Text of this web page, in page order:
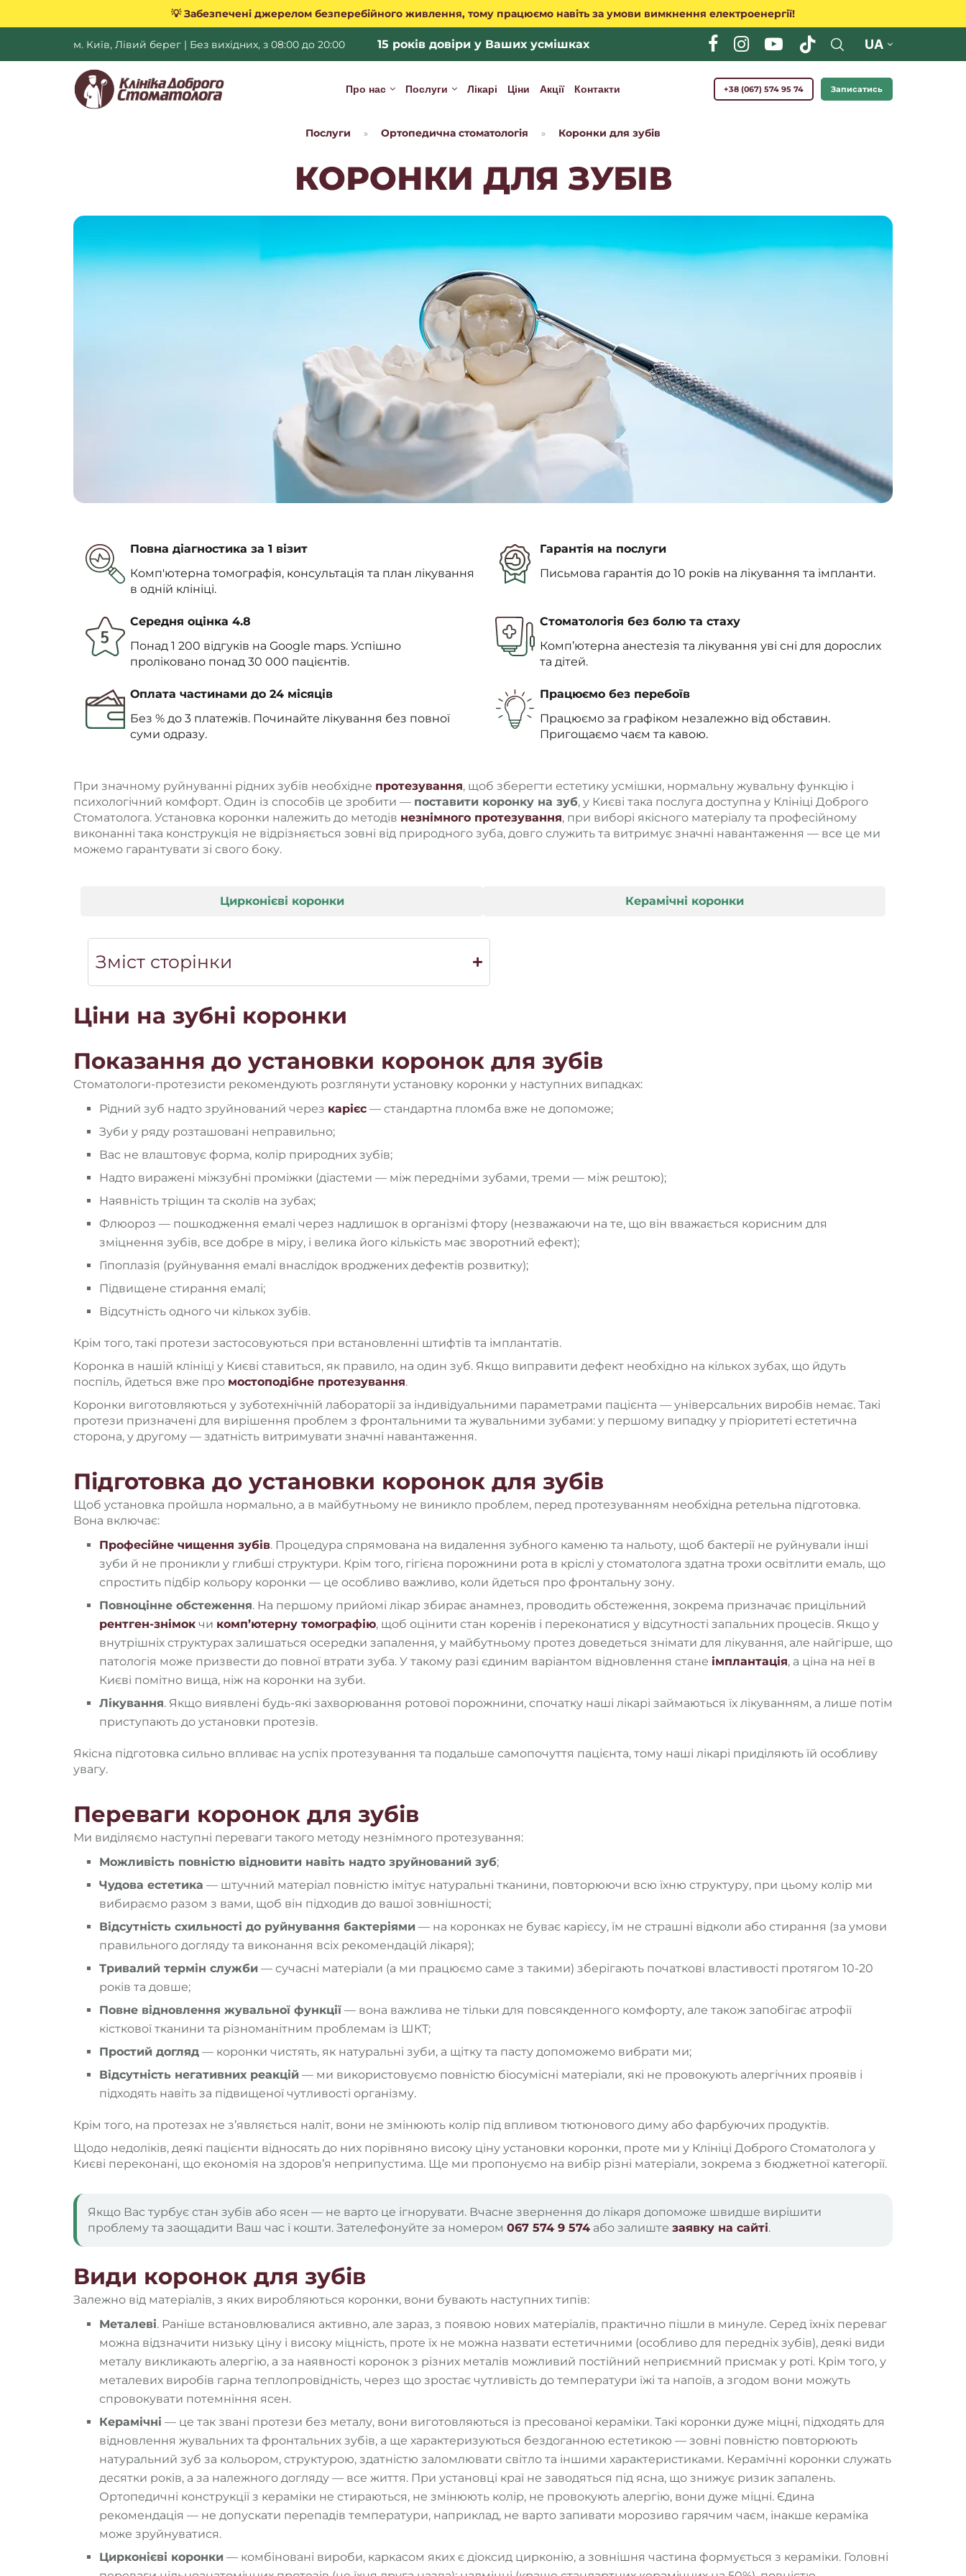
💡 Забезпечені джерелом безперебійного живлення, тому працюємо навіть за умови вимкнення електроенергії!
м. Київ, Лівий берег | Без вихідних, з 08:00 до 20:00 15 років довіри у Ваших усмішках UA
Про нас Послуги Лікарі Ціни Акції Контакти +38 (067) 574 95 74 Записатись
Послуги » Ортопедична стоматологія » Коронки для зубів
КОРОНКИ ДЛЯ ЗУБІВ
Повна діагностика за 1 візит
Комп'ютерна томографія, консультація та план лікування
в одній клініці.
Гарантія на послуги
Письмова гарантія до 10 років на лікування та імпланти.
Середня оцінка 4.8
Понад 1 200 відгуків на Google maps. Успішно
проліковано понад 30 000 пацієнтів.
Стоматологія без болю та стаху
Комп’ютерна анестезія та лікування уві сні для дорослих
та дітей.
Оплата частинами до 24 місяців
Без % до 3 платежів. Починайте лікування без повної
суми одразу.
Працюємо без перебоїв
Працюємо за графіком незалежно від обставин.
Пригощаємо чаєм та кавою.
При значному руйнуванні рідних зубів необхідне протезування, щоб зберегти естетику усмішки, нормальну жувальну функцію і
психологічний комфорт. Один із способів це зробити — поставити коронку на зуб, у Києві така послуга доступна у Клініці Доброго
Стоматолога. Установка коронки належить до методів незнімного протезування, при виборі якісного матеріалу та професійному
виконанні така конструкція не відрізняється зовні від природного зуба, довго служить та витримує значні навантаження — все це ми
можемо гарантувати зі свого боку.
Цирконієві коронки Керамічні коронки
Зміст сторінки
Ціни на зубні коронки
Показання до установки коронок для зубів
Стоматологи-протезисти рекомендують розглянути установку коронки у наступних випадках:
Рідний зуб надто зруйнований через карієс — стандартна пломба вже не допоможе;
Зуби у ряду розташовані неправильно;
Вас не влаштовує форма, колір природних зубів;
Надто виражені міжзубні проміжки (діастеми — між передніми зубами, треми — між рештою);
Наявність тріщин та сколів на зубах;
Флюороз — пошкодження емалі через надлишок в організмі фтору (незважаючи на те, що він вважається корисним для
зміцнення зубів, все добре в міру, і велика його кількість має зворотний ефект);
Гіпоплазія (руйнування емалі внаслідок вроджених дефектів розвитку);
Підвищене стирання емалі;
Відсутність одного чи кількох зубів.
Крім того, такі протези застосовуються при встановленні штифтів та імплантатів.
Коронка в нашій клініці у Києві ставиться, як правило, на один зуб. Якщо виправити дефект необхідно на кількох зубах, що йдуть
поспіль, йдеться вже про мостоподібне протезування.
Коронки виготовляються у зуботехнічній лабораторії за індивідуальними параметрами пацієнта — універсальних виробів немає. Такі
протези призначені для вирішення проблем з фронтальними та жувальними зубами: у першому випадку у пріоритеті естетична
сторона, у другому — здатність витримувати значні навантаження.
Підготовка до установки коронок для зубів
Щоб установка пройшла нормально, а в майбутньому не виникло проблем, перед протезуванням необхідна ретельна підготовка.
Вона включає:
Професійне чищення зубів. Процедура спрямована на видалення зубного каменю та нальоту, щоб бактерії не руйнували інші
зуби й не проникли у глибші структури. Крім того, гігієна порожнини рота в кріслі у стоматолога здатна трохи освітлити емаль, що
спростить підбір кольору коронки — це особливо важливо, коли йдеться про фронтальну зону.
Повноцінне обстеження. На першому прийомі лікар збирає анамнез, проводить обстеження, зокрема призначає прицільний
рентген-знімок чи комп’ютерну томографію, щоб оцінити стан коренів і переконатися у відсутності запальних процесів. Якщо у
внутрішніх структурах залишаться осередки запалення, у майбутньому протез доведеться знімати для лікування, але найгірше, що
патологія може призвести до повної втрати зуба. У такому разі єдиним варіантом відновлення стане імплантація, а ціна на неї в
Києві помітно вища, ніж на коронки на зуби.
Лікування. Якщо виявлені будь-які захворювання ротової порожнини, спочатку наші лікарі займаються їх лікуванням, а лише потім
приступають до установки протезів.
Якісна підготовка сильно впливає на успіх протезування та подальше самопочуття пацієнта, тому наші лікарі приділяють їй особливу
увагу.
Переваги коронок для зубів
Ми виділяємо наступні переваги такого методу незнімного протезування:
Можливість повністю відновити навіть надто зруйнований зуб;
Чудова естетика — штучний матеріал повністю імітує натуральні тканини, повторюючи всю їхню структуру, при цьому колір ми
вибираємо разом з вами, щоб він підходив до вашої зовнішності;
Відсутність схильності до руйнування бактеріями — на коронках не буває карієсу, їм не страшні відколи або стирання (за умови
правильного догляду та виконання всіх рекомендацій лікаря);
Тривалий термін служби — сучасні матеріали (а ми працюємо саме з такими) зберігають початкові властивості протягом 10-20
років та довше;
Повне відновлення жувальної функції — вона важлива не тільки для повсякденного комфорту, але також запобігає атрофії
кісткової тканини та різноманітним проблемам із ШКТ;
Простий догляд — коронки чистять, як натуральні зуби, а щітку та пасту допоможемо вибрати ми;
Відсутність негативних реакцій — ми використовуємо повністю біосумісні матеріали, які не провокують алергічних проявів і
підходять навіть за підвищеної чутливості організму.
Крім того, на протезах не з’являється наліт, вони не змінюють колір під впливом тютюнового диму або фарбуючих продуктів.
Щодо недоліків, деякі пацієнти відносять до них порівняно високу ціну установки коронки, проте ми у Клініці Доброго Стоматолога у
Києві переконані, що економія на здоров’я неприпустима. Ще ми пропонуємо на вибір різні матеріали, зокрема з бюджетної категорії.
Якщо Вас турбує стан зубів або ясен — не варто це ігнорувати. Вчасне звернення до лікаря допоможе швидше вирішити
проблему та заощадити Ваш час і кошти. Зателефонуйте за номером 067 574 9 574 або залиште заявку на сайті.
Види коронок для зубів
Залежно від матеріалів, з яких виробляються коронки, вони бувають наступних типів:
Металеві. Раніше встановлювалися активно, але зараз, з появою нових матеріалів, практично пішли в минуле. Серед їхніх переваг
можна відзначити низьку ціну і високу міцність, проте їх не можна назвати естетичними (особливо для передніх зубів), деякі види
металу викликають алергію, а за наявності коронок з різних металів можливий постійний неприємний присмак у роті. Крім того, у
металевих виробів гарна теплопровідність, через що зростає чутливість до температури їжі та напоїв, а згодом вони можуть
спровокувати потемніння ясен.
Керамічні — це так звані протези без металу, вони виготовляються із пресованої кераміки. Такі коронки дуже міцні, підходять для
відновлення жувальних та фронтальних зубів, а ще характеризуються бездоганною естетикою — зовні повністю повторюють
натуральний зуб за кольором, структурою, здатністю заломлювати світло та іншими характеристиками. Керамічні коронки служать
десятки років, а за належного догляду — все життя. При установці краї не заводяться під ясна, що знижує ризик запалень.
Ортопедичні конструкції з кераміки не стираються, не змінюють колір, не провокують алергію, вони дуже міцні. Єдина
рекомендація — не допускати перепадів температури, наприклад, не варто запивати морозиво гарячим чаєм, інакше кераміка
може зруйнуватися.
Цирконієві коронки — комбіновані вироби, каркасом яких є діоксид цирконію, а зовнішня частина формується з кераміки. Головні